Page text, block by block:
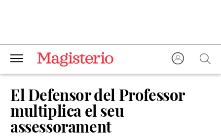
El Defensor del Professor
multiplica el seu
assessorament